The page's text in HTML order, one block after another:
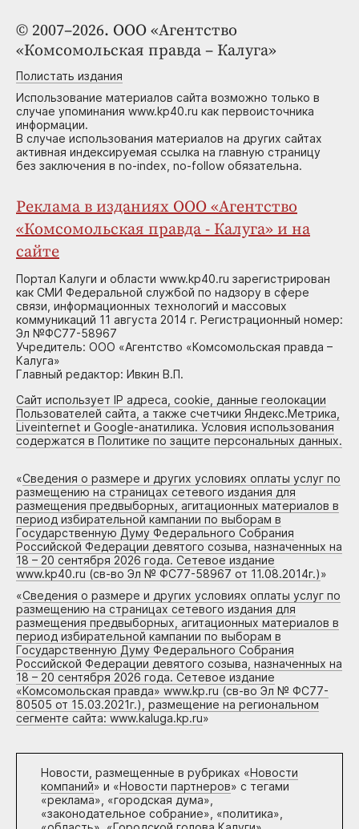
© 2007–2026. ООО «Агентство
«Комсомольская правда – Калуга»
Полистать издания
Использование материалов сайта возможно только в
случае упоминания www.kp40.ru как первоисточника
информации.
В случае использования материалов на других сайтах
активная индексируемая ссылка на главную страницу
без заключения в no-index, no-follow обязательна.
Реклама в изданиях ООО «Агентство
«Комсомольская правда - Калуга» и на
сайте
Портал Калуги и области www.kp40.ru зарегистрирован
как СМИ Федеральной службой по надзору в сфере
связи, информационных технологий и массовых
коммуникаций 11 августа 2014 г. Регистрационный номер:
Эл №ФС77-58967
Учредитель: ООО «Агентство «Комсомольская правда –
Калуга»
Главный редактор: Ивкин В.П.
Сайт использует IP адреса, cookie, данные геолокации
Пользователей сайта, а также счетчики Яндекс.Метрика,
Liveinternet и Google-анатилика. Условия использования
содержатся в Политике по защите персональных данных.
«Сведения о размере и других условиях оплаты услуг по
размещению на страницах сетевого издания для
размещения предвыборных, агитационных материалов в
период избирательной кампании по выборам в
Государственную Думу Федерального Собрания
Российской Федерации девятого созыва, назначенных на
18 – 20 сентября 2026 года. Сетевое издание
www.kp40.ru (св-во Эл № ФС77-58967 от 11.08.2014г.)»
«Сведения о размере и других условиях оплаты услуг по
размещению на страницах сетевого издания для
размещения предвыборных, агитационных материалов в
период избирательной кампании по выборам в
Государственную Думу Федерального Собрания
Российской Федерации девятого созыва, назначенных на
18 – 20 сентября 2026 года. Сетевое издание
«Комсомольская правда» www.kp.ru (св-во Эл № ФС77-
80505 от 15.03.2021г.), размещение на региональном
сегменте сайта: www.kaluga.kp.ru»
Новости, размещенные в рубриках «Новости
компаний» и «Новости партнеров» с тегами
«реклама», «городская дума»,
«законодательное собрание», «политика»,